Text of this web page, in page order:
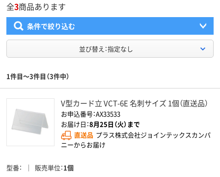
全3商品あります
条件で絞り込む
並び替え：指定なし
1件目～3件目（3件中）
V型カード立 VCT-6E 名刺サイズ 1個（直送品）
お申込番号：AX33533
お届け日：8月25日（火）まで
直送品 プラス株式会社ジョインテックスカンパ
ニーからお届け
型番 販売単位 1個